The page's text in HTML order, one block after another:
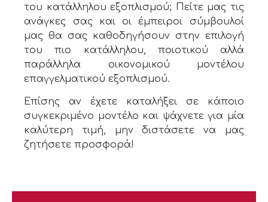
του κατάλληλου εξοπλισμού; Πείτε μας τις
ανάγκες σας και οι έμπειροι σύμβουλοί
μας θα σας καθοδηγήσουν στην επιλογή
του πιο κατάλληλου, ποιοτικού αλλά
παράλληλα οικονομικού μοντέλου
επαγγελματικού εξοπλισμού.
Επίσης αν έχετε καταλήξει σε κάποιο
συγκεκριμένο μοντέλο και ψάχνετε για μία
καλύτερη τιμή, μην διστάσετε να μας
ζητήσετε προσφορά!